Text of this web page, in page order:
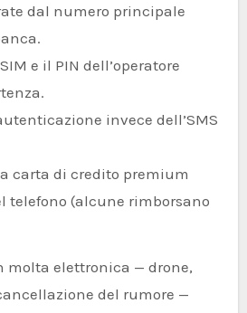
dal numero principale
e il PIN dell’operatore
invece dell’SMS
carta di credito premium
telefono (alcune rimborsano
molta elettronica — drone,
del rumore —